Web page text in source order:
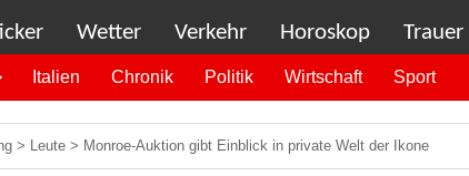
Wetter Verkehr Horoskop Trauer
Italien Chronik Politik Wirtschaft Sport
> Leute > Monroe-Auktion gibt Einblick in private Welt der Ikone